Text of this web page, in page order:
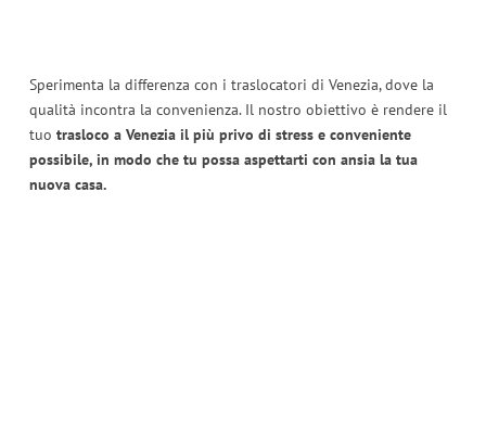
Sperimenta la differenza con i traslocatori di Venezia, dove la
qualità incontra la convenienza. Il nostro obiettivo è rendere il
tuo trasloco a Venezia il più privo di stress e conveniente
possibile, in modo che tu possa aspettarti con ansia la tua
nuova casa.